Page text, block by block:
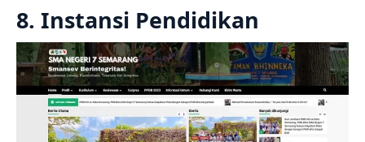
8. Instansi Pendidikan